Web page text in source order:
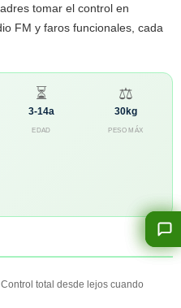
tomar el control en
FM y faros funcionales, cada
⏳
3-14a
EDAD
⚖
30kg
PESO MÁX
total desde lejos cuando